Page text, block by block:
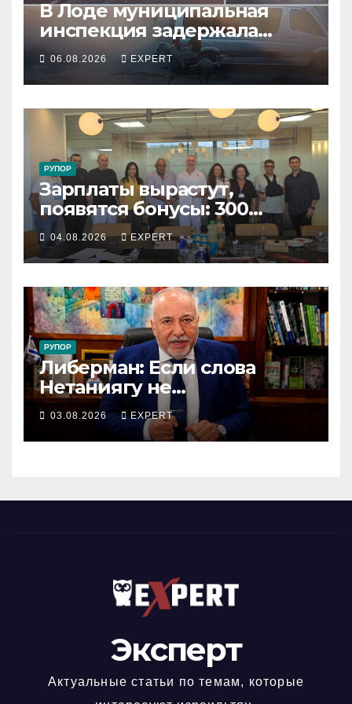
В Лоде муниципальная
инспекция задержала
подростка, устроившего
опасную скачку на лошади
по улицам города
06.08.2026 EXPERT
РУПОР
Зарплаты вырастут,
появятся бонусы: 300
сотрудников «Штраус»
получили новый
коллективный договор
04.08.2026 EXPERT
РУПОР
Либерман: Если слова
Нетаниягу не
предвыборный трюк, пусть
докажет это делом
03.08.2026 EXPERT
Эксперт
Актуальные статьи по темам, которые